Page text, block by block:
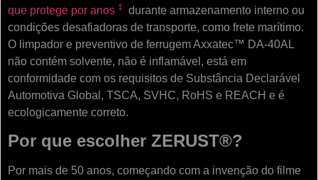
que protege por anos ‡
durante armazenamento interno ou
condições desafiadoras de transporte, como frete marítimo.
O limpador e preventivo de ferrugem Axxatec™ DA-40AL
não contém solvente, não é inflamável, está em
conformidade com os requisitos de Substância Declarável
Automotiva Global, TSCA, SVHC, RoHS e REACH e é
ecologicamente correto.
Por que escolher ZERUST®?
Por mais de 50 anos, começando com a invenção do filme